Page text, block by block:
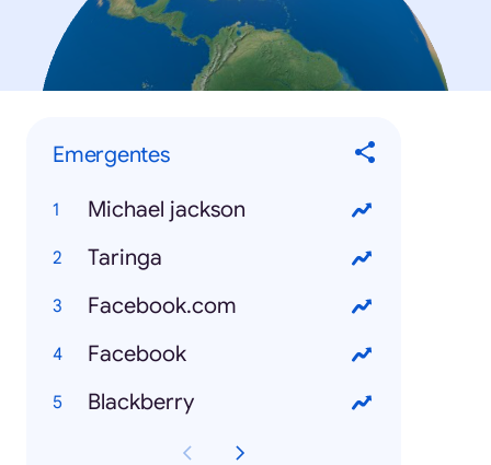
Emergentes
Michael jackson
Taringa
Facebook.com
Facebook
Blackberry